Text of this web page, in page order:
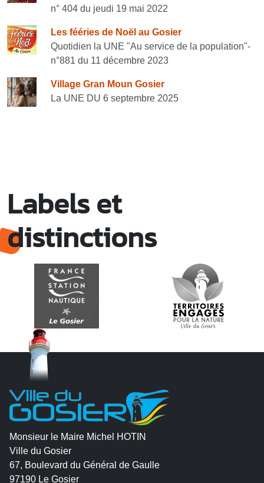
n° 404 du jeudi 19 mai 2022
Les fééries de Noël au Gosier
Quotidien la UNE "Au service de la population"-
n°881 du 11 décembre 2023
Village Gran Moun Gosier
La UNE DU 6 septembre 2025
Labels et
distinctions
Monsieur le Maire Michel HOTIN
Ville du Gosier
67, Boulevard du Général de Gaulle
97190 Le Gosier